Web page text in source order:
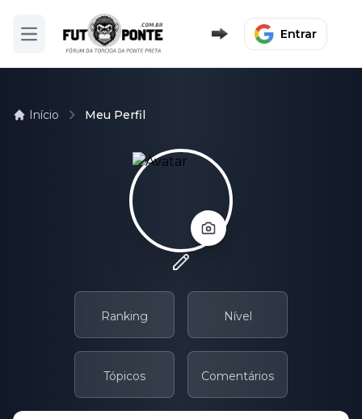
Abrir menu Entrar
Início Meu Perfil
Ranking Nível
Tópicos Comentários